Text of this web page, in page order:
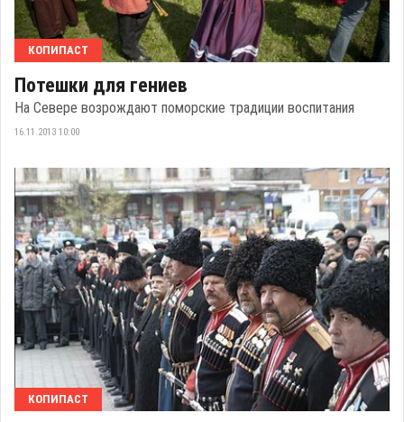
КОПИПАСТ
Потешки для гениев
На Севере возрождают поморские традиции воспитания
16.11.2013 10:00
КОПИПАСТ